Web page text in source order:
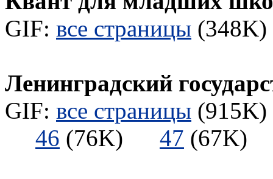
GIF: все страницы
Ленинградский
GIF: все страницы
46 (76K) 47